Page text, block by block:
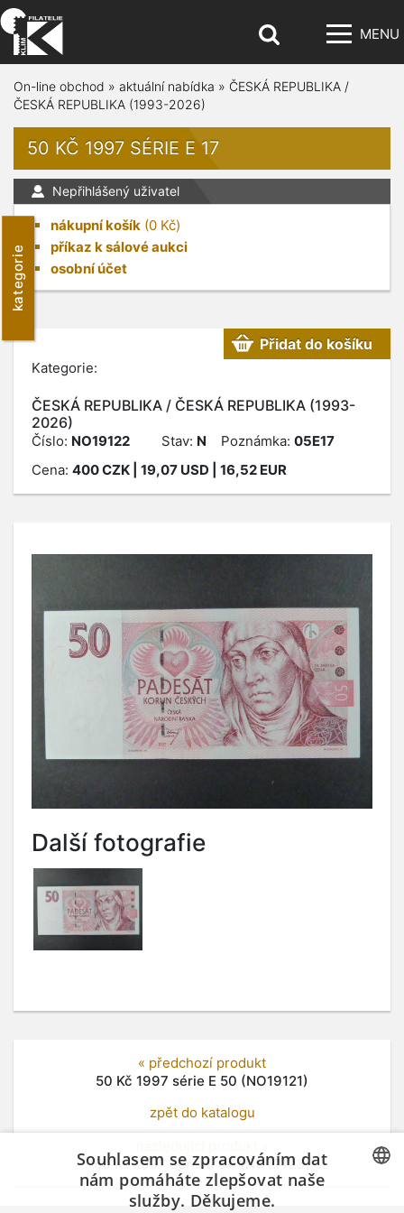
MENU
kategorie
On-line obchod » aktuální nabídka » ČESKÁ REPUBLIKA /
ČESKÁ REPUBLIKA (1993-2026)
50 KČ 1997 SÉRIE E 17
Nepřihlášený uživatel
nákupní košík (0 Kč)
příkaz k sálové aukci
osobní účet
Kategorie:
ČESKÁ REPUBLIKA / ČESKÁ REPUBLIKA (1993-
2026)
Přidat do košíku
Číslo: NO19122 Stav: N Poznámka: 05E17
Cena: 400CZK | 19,07 USD | 16,52 EUR
Další fotografie
« předchozí produkt
50 Kč 1997 série E 50 (NO19121)
zpět do katalogu
50 Kč 1997 série E 04 (NO19123)
Souhlasem se zpracováním dat
nám pomáháte zlepšovat naše
služby. Děkujeme.